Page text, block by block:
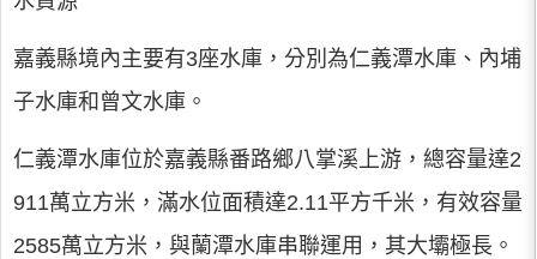
嘉義縣境內主要有3座水庫，分別為仁義潭水庫、內埔
子水庫和曾文水庫。
仁義潭水庫位於嘉義縣番路鄉八掌溪上游，總容量達2
911萬立方米，滿水位面積達2.11平方千米，有效容量
2585萬立方米，與蘭潭水庫串聯運用，其大壩極長。